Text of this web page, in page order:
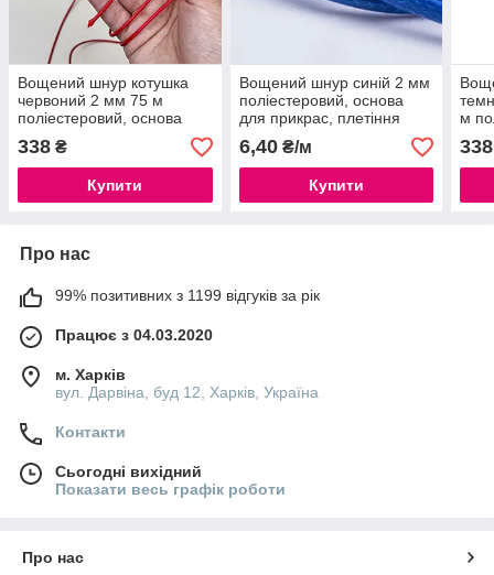
Вощений шнур котушка
червоний 2 мм 75 м
поліестеровий, основа
для прикрас, плетіння
макраме.
338 ₴
Купити
Вощений шнур синій 2 мм
поліестеровий, основа
для прикрас, плетіння
макраме.
6,40₴/м
Купити
м
для
338
Про нас
99% позитивних з 1199 відгуків за рік
Працює з 04.03.2020
м. Харків
вул. Дарвіна, буд 12, Харків, Україна
Контакти
Сьогодні вихідний
Показати весь графік роботи
Про нас